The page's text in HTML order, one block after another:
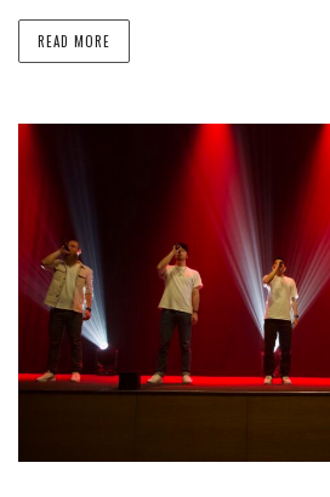
READ MORE